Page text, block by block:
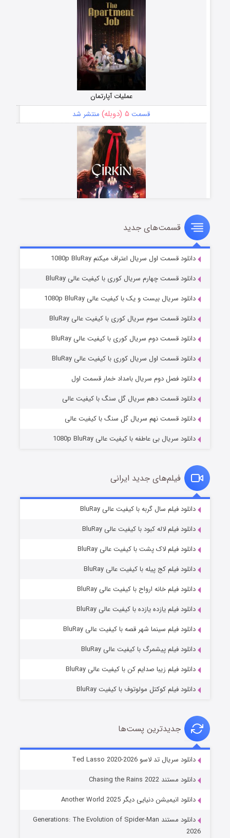
عملیات آپارتمان
قسمت ۵ (دوبله) منتشر شد
سریال زشت
قسمت۲ (زیرنویس) منتشر شد
مردگان متحرک: شهر مرده ۳
قسمت۲ (زیرنویس) منتشر شد
قسمت۷ (زیرنویس) منتشر شد
خاندان اژدها فصل ۳
قسمت‌های جدید
دانلود قسمت اول سریال اعتراف میکنم 1080p BluRay
دانلود قسمت چهارم سریال کوری با کیفیت عالی BluRay
دانلود سریال بیست و یک با کیفیت عالی 1080p BluRay
دانلود قسمت سوم سریال کوری با کیفیت عالی BluRay
دانلود قسمت دوم سریال کوری با کیفیت عالی BluRay
دانلود قسمت اول سریال کوری با کیفیت عالی BluRay
دانلود فصل دوم سریال بامداد خمار قسمت اول
دانلود قسمت دهم سریال گل سنگ با کیفیت عالی
دانلود قسمت نهم سریال گل سنگ با کیفیت عالی
دانلود سریال بی عاطفه با کیفیت عالی 1080p BluRay
فیلم‌های جدید ایرانی
دانلود فیلم سال گربه با کیفیت عالی BluRay
دانلود فیلم لاله کبود با کیفیت عالی BluRay
دانلود فیلم لاک پشت با کیفیت عالی BluRay
دانلود فیلم کج‌ پیله با کیفیت عالی BluRay
دانلود فیلم خانه ارواح با کیفیت عالی BluRay
دانلود فیلم یازده یازده با کیفیت عالی BluRay
دانلود فیلم سینما شهر قصه با کیفیت عالی BluRay
دانلود فیلم پیشمرگ با کیفیت عالی BluRay
دانلود فیلم زیبا صدایم کن با کیفیت عالی BluRay
دانلود فیلم کوکتل مولوتوف با کیفیت BluRay
جدیدترین پست‌ها
دانلود سریال تد لاسو Ted Lasso 2020-2026
دانلود مستند Chasing the Rains 2022
دانلود انیمیشن دنیایی دیگر Another World 2025
دانلود مستند Generations: The Evolution of Spider-Man
2026